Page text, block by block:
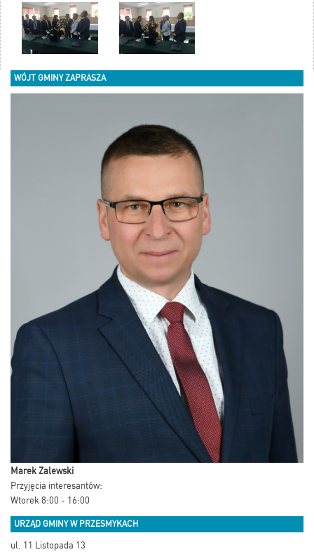
WÓJT GMINY ZAPRASZA
Marek Zalewski
Przyjęcia interesantów:
Wtorek 8:00 - 16:00
URZĄD GMINY W PRZESMYKACH
ul. 11 Listopada 13